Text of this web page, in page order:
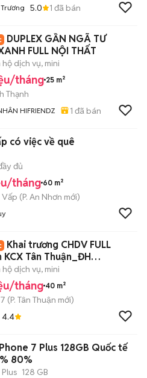
5.0 1 đã bán
DUPLEX GẦN NGÃ TƯ
FULL NỘI THẤT
hộ dịch vụ, mini
tháng 25 m²
Thạnh
HIFRIENDZ 1 đã bán
có việc về quê
đủ
tháng 60 m²
Vấp (P. An Nhơn mới)
Khai trương CHDV FULL
KCX Tân Thuận_ĐH
Nam Long New100%
hộ dịch vụ, mini
tháng 40 m²
(P. Tân Thuận mới)
4.4
7 Plus 128GB Quốc tế
80%
128 GB